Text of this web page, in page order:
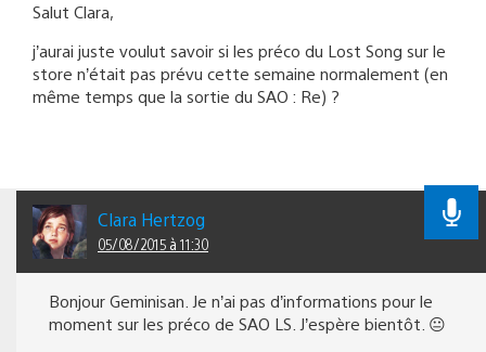
Salut Clara,
j’aurai juste voulut savoir si les préco du Lost Song sur le
store n’était pas prévu cette semaine normalement (en
même temps que la sortie du SAO : Re) ?
Clara Hertzog
05/08/2015 à 11:30
Bonjour Geminisan. Je n’ai pas d’informations pour le
moment sur les préco de SAO LS. J’espère bientôt. 😐